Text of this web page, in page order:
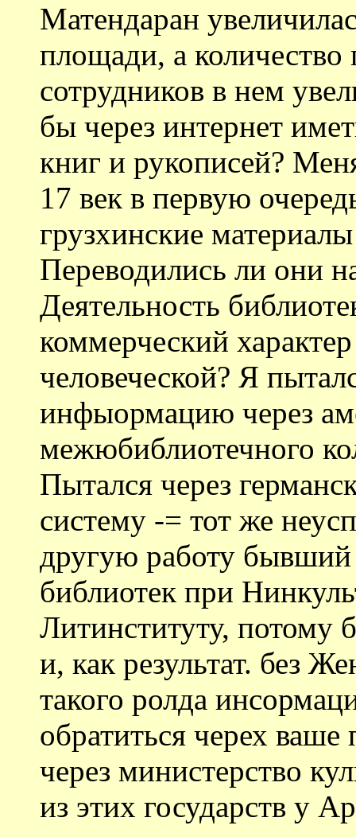
Матендаран
площади, а количество
сотрудников в нем
бы через интернет
книг и рукописей?
17 век в первую
грузхинские
Переводились ли они
Деятельность
коммерческий
человеческой? Я
инфыормацию через
межюбиблиотечного
Пытался через
систему -= тот же
другую работу бывший
библиотек при
Литинституту, потому
и, как результат. без
такого ролда
обратиться черех
через министерство
из этих государств у